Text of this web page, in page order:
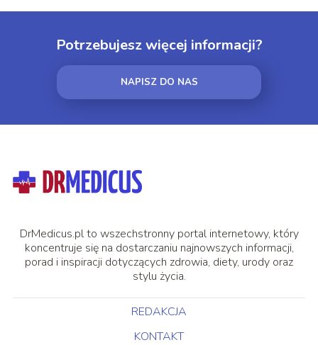
Potrzebujesz więcej informacji?
NAPISZ DO NAS
DrMedicus.pl to wszechstronny portal internetowy, który
koncentruje się na dostarczaniu najnowszych informacji,
porad i inspiracji dotyczących zdrowia, diety, urody oraz
stylu życia.
REDAKCJA
KONTAKT